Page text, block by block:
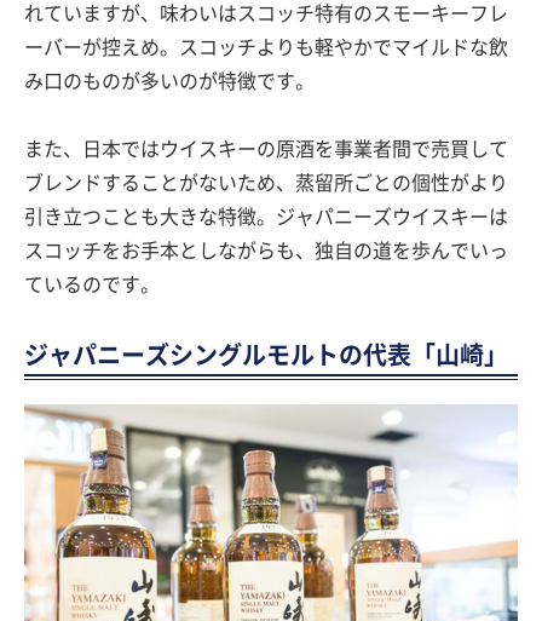
れていますが、味わいはスコッチ特有のスモーキーフレ
ーバーが控えめ。スコッチよりも軽やかでマイルドな飲
み口のものが多いのが特徴です。
また、日本ではウイスキーの原酒を事業者間で売買して
ブレンドすることがないため、蒸留所ごとの個性がより
引き立つことも大きな特徴。ジャパニーズウイスキーは
スコッチをお手本としながらも、独自の道を歩んでいっ
ているのです。
ジャパニーズシングルモルトの代表「山崎」